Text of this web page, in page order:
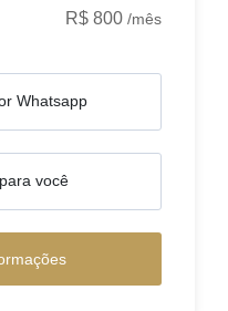
R$ 800 /mês
Whatsapp
você